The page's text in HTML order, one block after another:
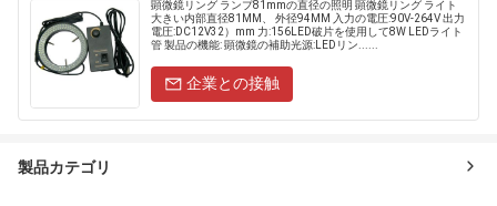
顕微鏡リング ランプ81mmの直径の照明 顕微鏡リング ライト
大きい内部直径81MM、 外径94MM 入力の電圧:90V-264V 出力
電圧:DC12V32）mm 力:156LED破片を使用して8W LEDライト
管 製品の機能: 顕微鏡の補助光源:LEDリン......
企業との接触
製品カテゴリ